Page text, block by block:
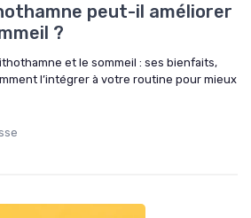
peut-il améliorer
?
et le sommeil : ses bienfaits,
l’intégrer à votre routine pour mieux